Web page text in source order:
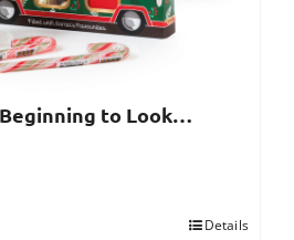
to Look…
Details